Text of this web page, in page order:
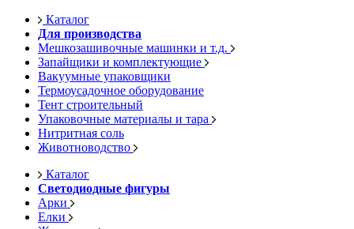
Каталог
Для производства
Мешкозашивочные машинки и т.д.
Запайщики и комплектующие
Вакуумные упаковщики
Термоусадочное оборудование
Тент строительный
Упаковочные материалы и тара
Нитритная соль
Животноводство
Каталог
Светодиодные фигуры
Арки
Елки